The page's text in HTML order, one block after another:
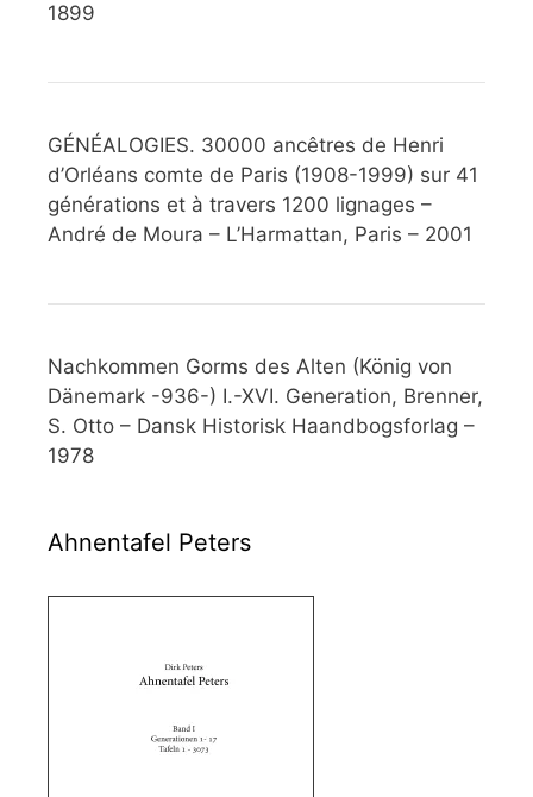
1899
GÉNÉALOGIES. 30000 ancêtres de Henri
d’Orléans comte de Paris (1908-1999) sur 41
générations et à travers 1200 lignages –
André de Moura – L’Harmattan, Paris – 2001
Nachkommen Gorms des Alten (König von
Dänemark -936-) I.-XVI. Generation, Brenner,
S. Otto – Dansk Historisk Haandbogsforlag –
1978
Ahnentafel Peters